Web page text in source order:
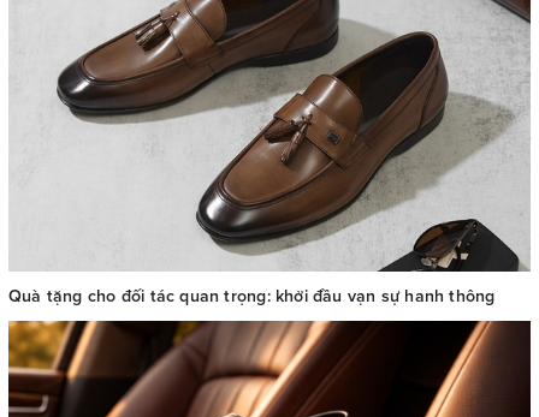
Quà tặng cho đối tác quan trọng: khởi đầu vạn sự hanh thông